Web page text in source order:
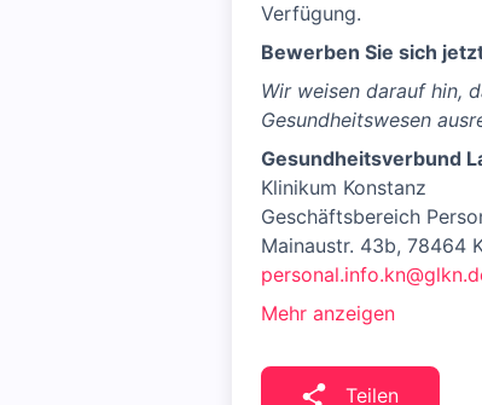
Verfügung.
Bewerben Sie sich
Wir weisen darauf hin,
Gesundheitswesen
Gesundheitsverbund
Klinikum Konstanz
Geschäftsbereich
Mainaustr. 43b, 78464
Mehr anzeigen
Teilen